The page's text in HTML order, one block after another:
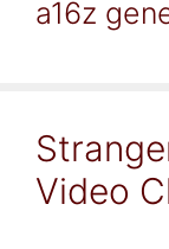
a16z
Video